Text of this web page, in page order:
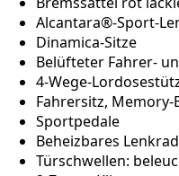
Alcantara®-Sport-
Dinamica-Sitze
Belüfteter Fahrer-
4-Wege-
Fahrersitz,
Sportpedale
Beheizbares Lenkrad
Türschwellen: